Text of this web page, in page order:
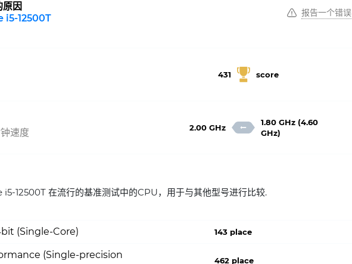
原因
i5-12500T
报告一个错误
431 score
速度
2.00 GHz
1.80 GHz (4.60
GHz)
12500T 在流行的基准测试中的CPU，用于与其他型号进行比较.
(Single-Core) 143 place
(Single-precision
462 place